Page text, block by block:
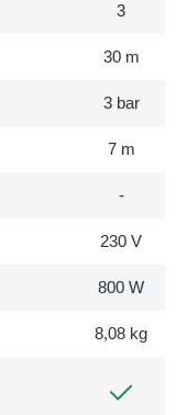
3
30 m
3 bar
7 m
-
230 V
800 W
8,08 kg